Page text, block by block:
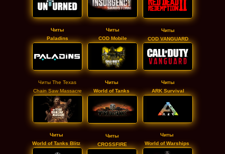
Читы
Paladins
Читы
World of Tanks Blitz
Читы The Texas
Chain Saw Massacre
Читы
World of Tanks
Читы
World of Warships
Читы
ARK Survival
Читы
COD VANGUARD
Читы
CROSSFIRE
Читы
COD Mobile